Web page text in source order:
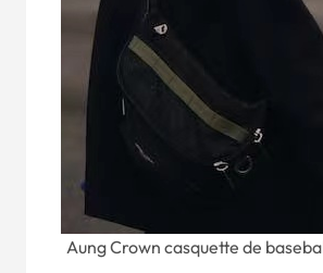
Aung Crown casquette de